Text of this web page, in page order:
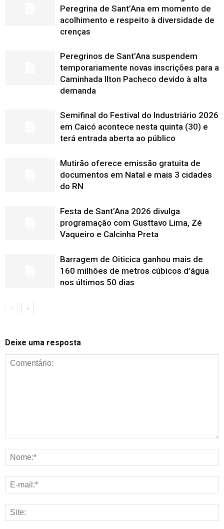
Peregrina de Sant’Ana em momento de
acolhimento e respeito à diversidade de
crenças
Peregrinos de Sant’Ana suspendem
temporariamente novas inscrições para a
Caminhada Ilton Pacheco devido à alta
demanda
Semifinal do Festival do Industriário 2026
em Caicó acontece nesta quinta (30) e
terá entrada aberta ao público
Mutirão oferece emissão gratuita de
documentos em Natal e mais 3 cidades
do RN
Festa de Sant’Ana 2026 divulga
programação com Gusttavo Lima, Zé
Vaqueiro e Calcinha Preta
Barragem de Oiticica ganhou mais de
160 milhões de metros cúbicos d’água
nos últimos 50 dias
Deixe uma resposta